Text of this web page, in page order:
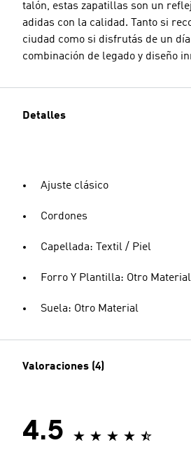
talón, estas zapatillas son un
adidas con la calidad. Tanto si
ciudad como si disfrutás de un
combinación de legado y diseño
Detalles
Ajuste clásico
Cordones
Capellada: Textil / Piel
Forro Y Plantilla: Otro
Suela: Otro Material
Valoraciones (4)
4.5